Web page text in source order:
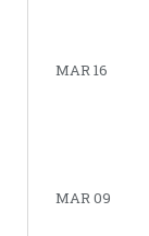
MAR 16
MAR 09